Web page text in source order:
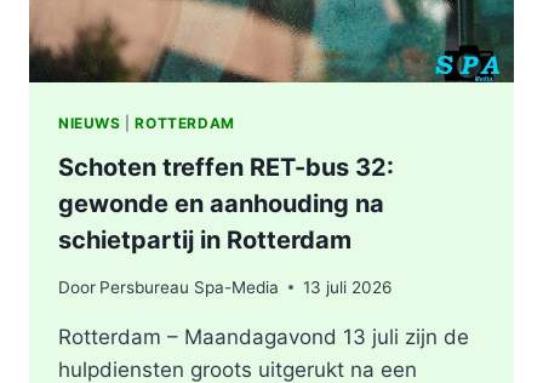
NIEUWS |ROTTERDAM
Schoten treffen RET-bus 32:
gewonde en aanhouding na
schietpartij in Rotterdam
Door Persbureau Spa-Media 13 juli 2026
Rotterdam – Maandagavond 13 juli zijn de
hulpdiensten groots uitgerukt na een